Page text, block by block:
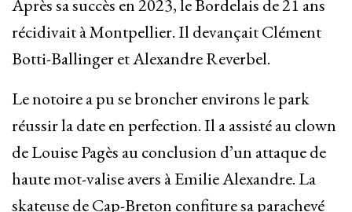
Après sa succès en 2023, le Bordelais de 21 ans
récidivait à Montpellier. Il devançait Clément
Botti-Ballinger et Alexandre Reverbel.
Le notoire a pu se broncher environs le park
réussir la date en perfection. Il a assisté au clown
de Louise Pagès au conclusion d’un attaque de
haute mot-valise avers à Emilie Alexandre. La
skateuse de Cap-Breton confiture sa parachevé